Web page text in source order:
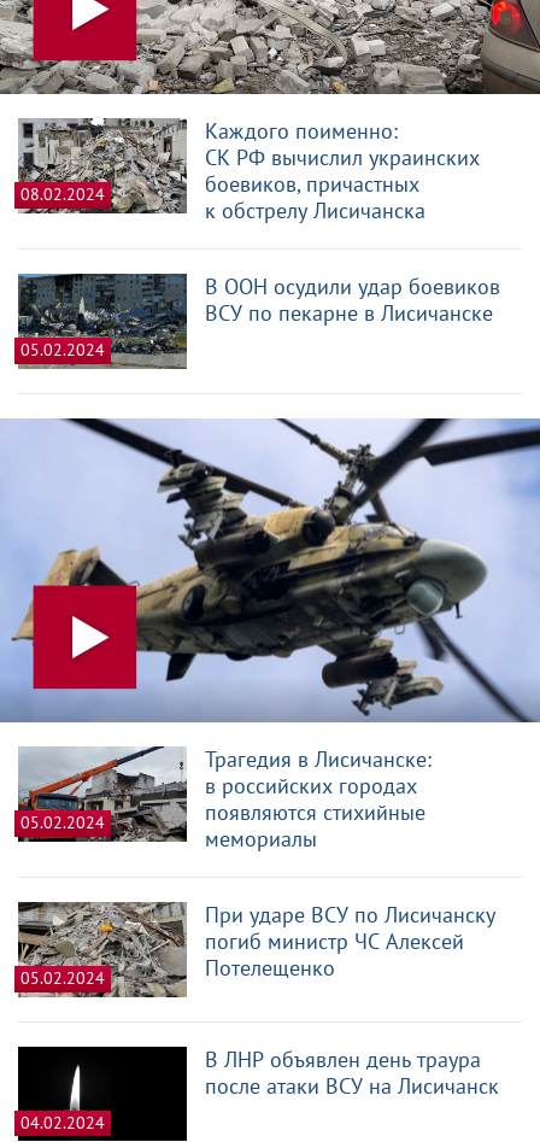
08.02.2024
Каждого поименно:
СК РФ вычислил украинских
боевиков, причастных
к обстрелу Лисичанска
05.02.2024
В ООН осудили удар боевиков
ВСУ по пекарне в Лисичанске
05.02.2024
Трагедия в Лисичанске:
в российских городах
появляются стихийные
мемориалы
05.02.2024
При ударе ВСУ по Лисичанску
погиб министр ЧС Алексей
Потелещенко
04.02.2024
В ЛНР объявлен день траура
после атаки ВСУ на Лисичанск